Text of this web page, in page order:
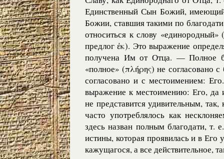
Единственный Сын Божий,
Божии, ставшия такими по
относиться к слову
предлог ἐκ). Это выражение
получена Им от Отца. — Полное
«полное» (πλήρης) не согласовано
согласовано и с местоимением:
выражение к местоимению: Его, да
не представится удивительным,
часто употреблялось как
здесь назван полным благодати,
истины, которая проявилась и в
кажущагося, а все действительное,